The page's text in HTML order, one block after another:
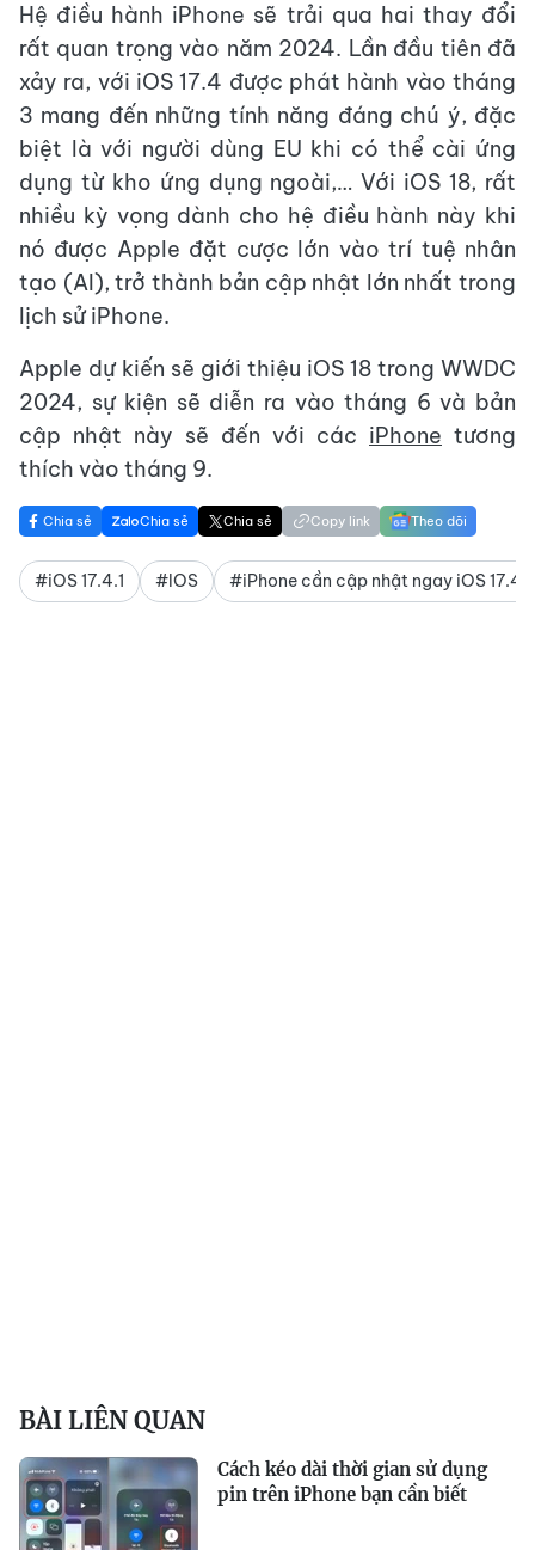
Hệ điều hành iPhone sẽ trải qua hai thay đổi
rất quan trọng vào năm 2024. Lần đầu tiên đã
xảy ra, với iOS 17.4 được phát hành vào tháng
3 mang đến những tính năng đáng chú ý, đặc
biệt là với người dùng EU khi có thể cài ứng
dụng từ kho ứng dụng ngoài,… Với iOS 18, rất
nhiều kỳ vọng dành cho hệ điều hành này khi
nó được Apple đặt cược lớn vào trí tuệ nhân
tạo (AI), trở thành bản cập nhật lớn nhất trong
lịch sử iPhone.
Apple dự kiến sẽ giới thiệu iOS 18 trong WWDC
2024, sự kiện sẽ diễn ra vào tháng 6 và bản
cập nhật này sẽ đến với các iPhone tương
thích vào tháng 9.
Chia sẻ Chia sẻ Chia sẻ Copy link Theo dõi
#iOS 17.4.1 #IOS #iPhone cần cập nhật ngay iOS 17.4.1
BÀI LIÊN QUAN
Cách kéo dài thời gian sử dụng
pin trên iPhone bạn cần biết